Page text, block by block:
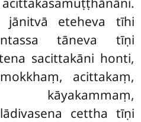
jānitvā eteheva tīhi
tāneva tīṇi
sacittakāni honti,
acittakaṃ,
kāyakammaṃ,
cettha tīṇi